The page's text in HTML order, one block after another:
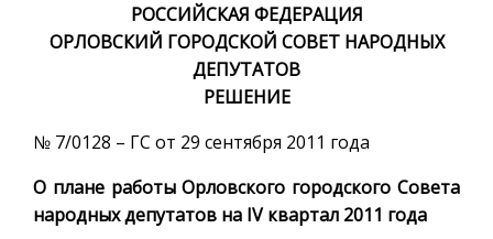
РОССИЙСКАЯ ФЕДЕРАЦИЯ
ОРЛОВСКИЙ ГОРОДСКОЙ СОВЕТ НАРОДНЫХ
ДЕПУТАТОВ
РЕШЕНИЕ
№ 7/0128 – ГС от 29 сентября 2011 года
О плане работы Орловского городского Совета
народных депутатов на IV квартал 2011 года